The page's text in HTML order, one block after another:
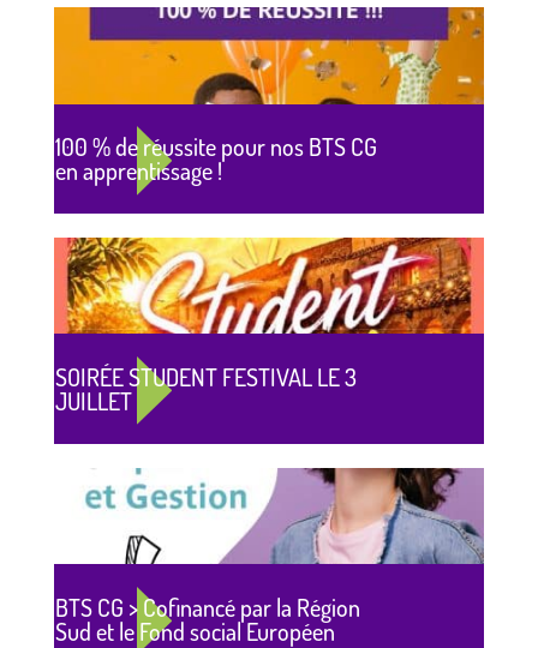
100 % de réussite pour nos BTS CG
en apprentissage !
SOIRÉE STUDENT FESTIVAL LE 3
JUILLET
BTS CG > Cofinancé par la Région
Sud et le Fond social Européen